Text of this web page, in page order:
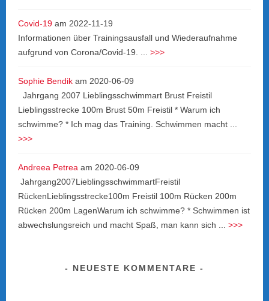
Covid-19 am 2022-11-19
Informationen über Trainingsausfall und Wiederaufnahme
aufgrund von Corona/Covid-19. ...>>>
Sophie Bendik am 2020-06-09
Jahrgang 2007 Lieblingsschwimmart Brust Freistil
Lieblingsstrecke 100m Brust 50m Freistil * Warum ich
schwimme? * Ich mag das Training. Schwimmen macht ...
>>>
Andreea Petrea am 2020-06-09
Jahrgang2007LieblingsschwimmartFreistil
RückenLieblingsstrecke100m Freistil 100m Rücken 200m
Rücken 200m LagenWarum ich schwimme? * Schwimmen ist
abwechslungsreich und macht Spaß, man kann sich ...>>>
NEUESTE KOMMENTARE